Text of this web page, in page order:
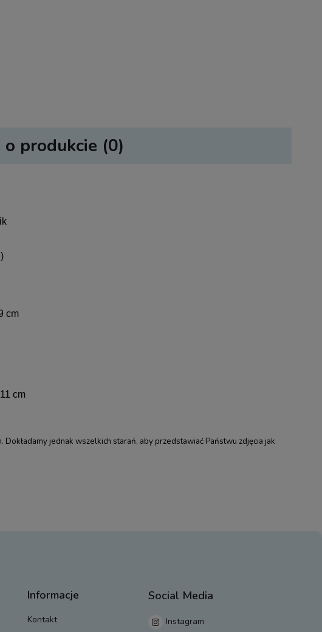
o produkcie (0)
cm
cm
jednak wszelkich starań, aby przedstawiać Państwu zdjęcia jak
Informacje
Kontakt
Social Media
Instagram